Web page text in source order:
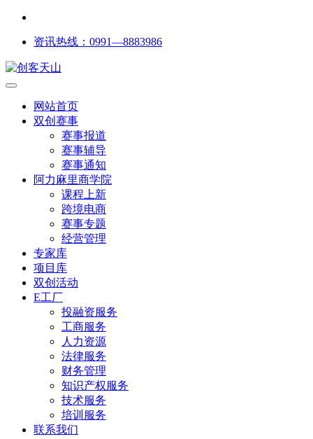
资讯热线：0991—8883986
网站首页
双创赛事
赛事报道
赛事辅导
赛事通知
阿力麻里商学院
课程上新
跨境电商
赛事专题
经营管理
专家库
项目库
双创活动
E工厂
投融资服务
工商服务
人力资源
法律服务
财务管理
知识产权服务
技术服务
培训服务
联系我们